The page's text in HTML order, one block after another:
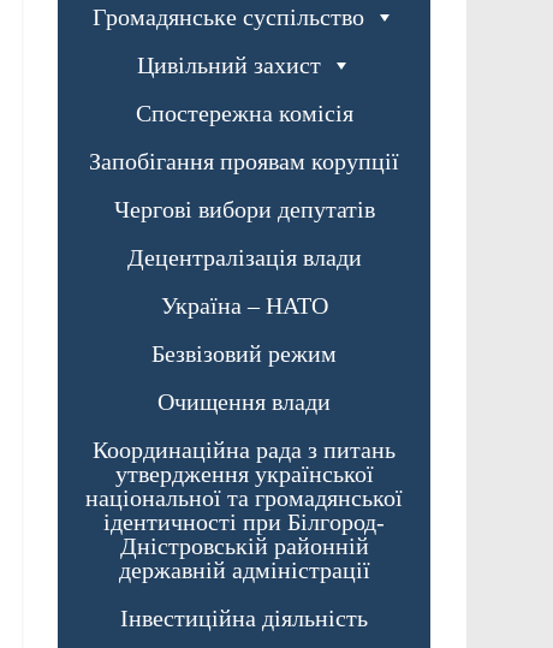
Громадянське суспільство
Цивільний захист
Спостережна комісія
Запобігання проявам корупції
Чергові вибори депутатів
Децентралізація влади
Україна – НАТО
Безвізовий режим
Очищення влади
Координаційна рада з питань
утвердження української
національної та громадянської
ідентичності при Білгород-
Дністровській районній
державній адміністрації
Інвестиційна діяльність